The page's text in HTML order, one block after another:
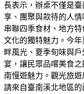
長表示，辦桌不僅是
享、團聚與款待的人
串聯四季食材、地方
文化的獨特魅力。今
畔風光、夏季旬味與
宴，讓民眾品嚐美食
南慢遊魅力。觀光旅
請來自臺南溪北地區